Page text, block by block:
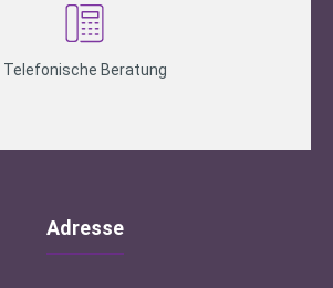
Telefonische Beratung
Adresse